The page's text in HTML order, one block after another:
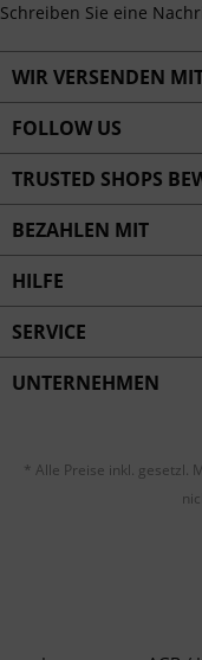
Schreiben Sie eine
WIR VERSENDEN
FOLLOW US
TRUSTED SHOPS
BEZAHLEN MIT
HILFE
SERVICE
UNTERNEHMEN
* Alle Preise inkl. gesetzl.